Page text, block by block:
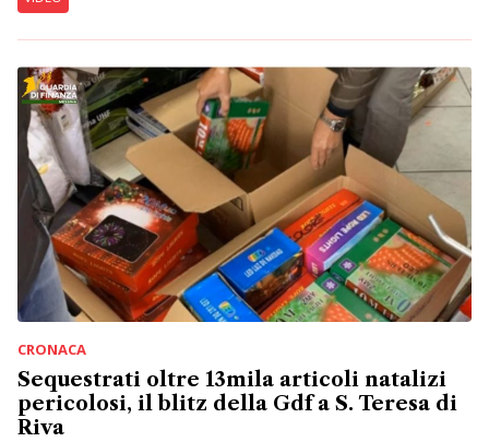
CRONACA
Sequestrati oltre 13mila articoli natalizi
pericolosi, il blitz della Gdf a S. Teresa di
Riva